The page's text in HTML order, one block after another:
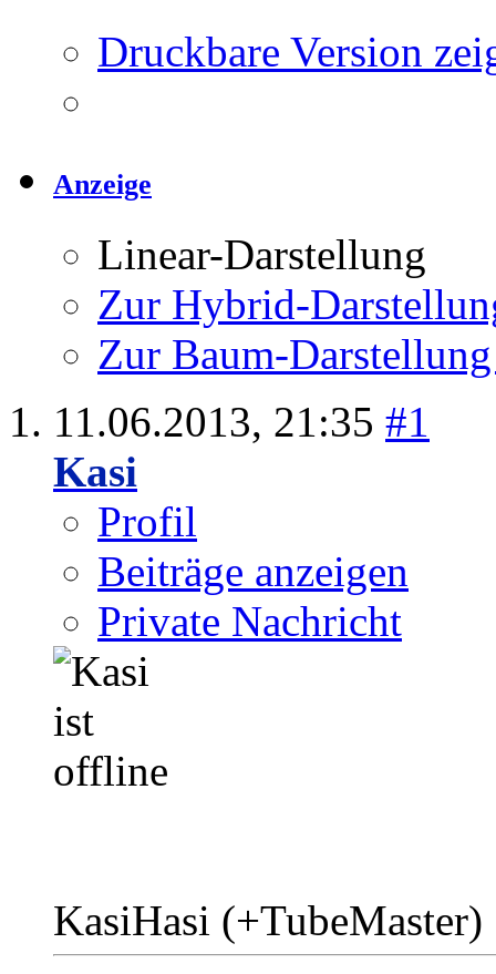
Druckbare Version
Anzeige
Linear-Darstellung
Zur Hybrid-
Zur Baum-
11.06.2013, 21:35 #1
Kasi
Profil
Beiträge anzeigen
Private Nachricht
KasiHasi (+TubeMaster)